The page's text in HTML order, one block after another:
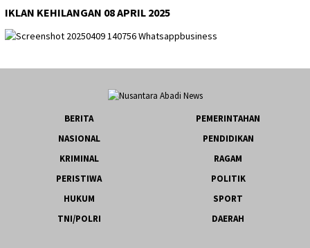
IKLAN KEHILANGAN 08 APRIL 2025
BERITA
PEMERINTAHAN
NASIONAL
PENDIDIKAN
KRIMINAL
RAGAM
PERISTIWA
POLITIK
HUKUM
SPORT
TNI/POLRI
DAERAH